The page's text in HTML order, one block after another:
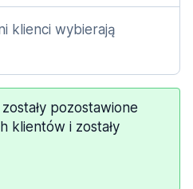
klienci wybierają
pozostawione
klientów i zostały